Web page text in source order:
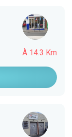
À 14.3 Km